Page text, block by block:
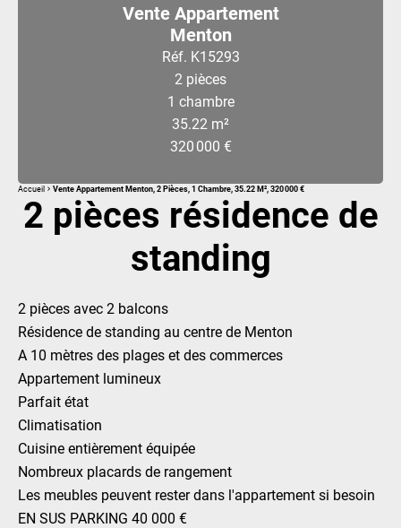
Vente Appartement
Menton
Réf. K15293
2 pièces
1 chambre
35.22 m²
320 000 €
Accueil Vente Appartement Menton, 2 Pièces, 1 Chambre, 35.22 M², 320 000 €
2 pièces résidence de
standing
2 pièces avec 2 balcons
Résidence de standing au centre de Menton
A 10 mètres des plages et des commerces
Appartement lumineux
Parfait état
Climatisation
Cuisine entièrement équipée
Nombreux placards de rangement
Les meubles peuvent rester dans l'appartement si besoin
EN SUS PARKING 40 000 €